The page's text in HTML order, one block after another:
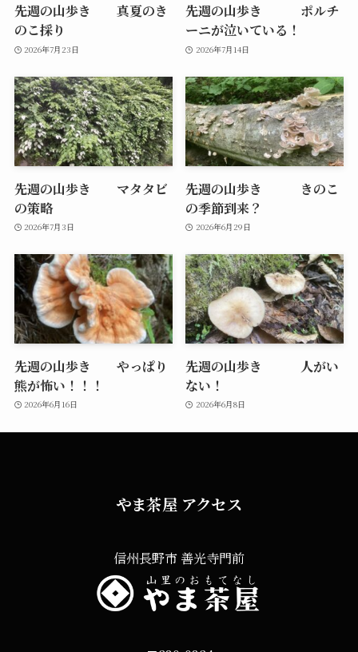
先週の山歩き 真夏のき
のこ採り
2026年7月23日
先週の山歩き ポルチ
ーニが泣いている！
2026年7月14日
先週の山歩き マタタビ
の策略
2026年7月3日
先週の山歩き きのこ
の季節到来？
2026年6月29日
先週の山歩き やっぱり
熊が怖い！！！
2026年6月16日
先週の山歩き 人がい
ない！
2026年6月8日
やま茶屋 アクセス
信州長野市 善光寺門前